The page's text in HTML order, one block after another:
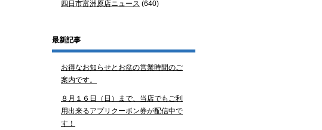
四日市富洲原店ニュース (640)
最新記事
お得なお知らせとお盆の営業時間のご
案内です。
８月１６日（日）まで、当店でもご利
用出来るアプリクーポン券が配信中で
す！